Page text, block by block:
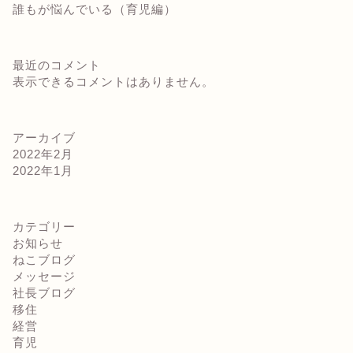
誰もが悩んでいる（育児編）
最近のコメント
表示できるコメントはありません。
アーカイブ
2022年2月
2022年1月
カテゴリー
お知らせ
ねこブログ
メッセージ
社長ブログ
移住
経営
育児